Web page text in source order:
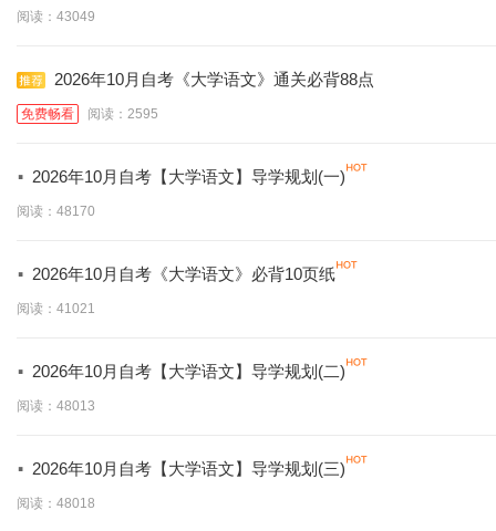
阅读：43049
2026年10月自考《大学语文》通关必背88点
免费畅看 阅读：2595
· 2026年10月自考【大学语文】导学规划(一)
阅读：48170
· 2026年10月自考《大学语文》必背10页纸
阅读：41021
· 2026年10月自考【大学语文】导学规划(二)
阅读：48013
· 2026年10月自考【大学语文】导学规划(三)
阅读：48018